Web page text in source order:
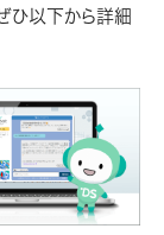
ひ以下から詳細